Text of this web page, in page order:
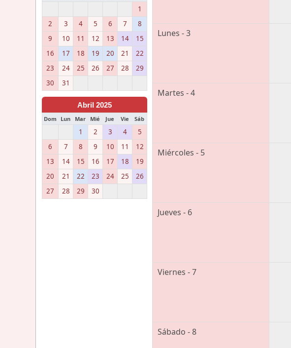
1
2
3 4 5 6 7
8
9
10 11 12 13 14
15
16
17 18 19 20 21
22
23
24 25 26 27 28
29
30
31
Abril 2025
Dom Lun Mar Mié Jue Vie Sáb
1 2 3 4
5
6
7 8 9 10 11
12
13
14 15 16 17 18
19
20
21 22 23 24 25
26
27
28 29 30
Lunes - 3
Martes - 4
Miércoles - 5
Jueves - 6
Viernes - 7
Sábado - 8